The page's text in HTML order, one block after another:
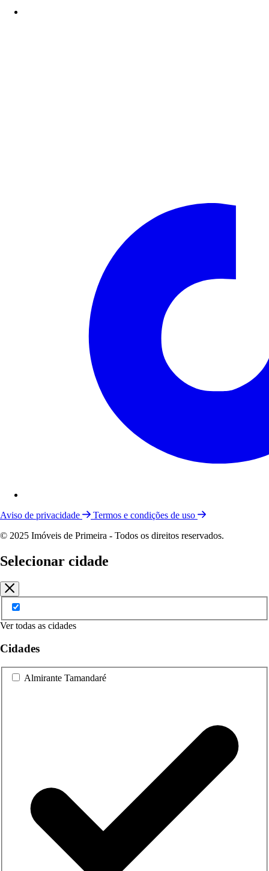
Aviso de privacidade
Termos e condições de uso
© 2025 Imóveis de Primeira - Todos os direitos reservados.
Selecionar cidade
Ver todas as cidades
Cidades
Almirante Tamandaré